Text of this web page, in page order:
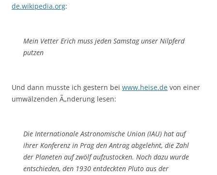
de.wikipedia.org:
Mein Vetter Erich muss jeden Samstag unser Nilpferd
putzen
Und dann musste ich gestern bei www.heise.de von einer
umwälzenden Ã„nderung lesen:
Die Internationale Astronomische Union (IAU) hat auf
ihrer Konferenz in Prag den Antrag abgelehnt, die Zahl
der Planeten auf zwölf aufzustocken. Noch dazu wurde
entschieden, den 1930 entdeckten Pluto aus der